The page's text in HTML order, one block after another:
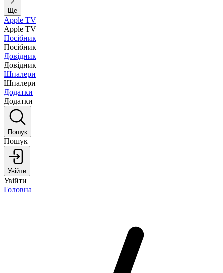
Ще
Apple TV
Apple TV
Посібник
Посібник
Довідник
Довідник
Шпалери
Шпалери
Додатки
Додатки
Пошук
Пошук
Увійти
Увійти
Головна